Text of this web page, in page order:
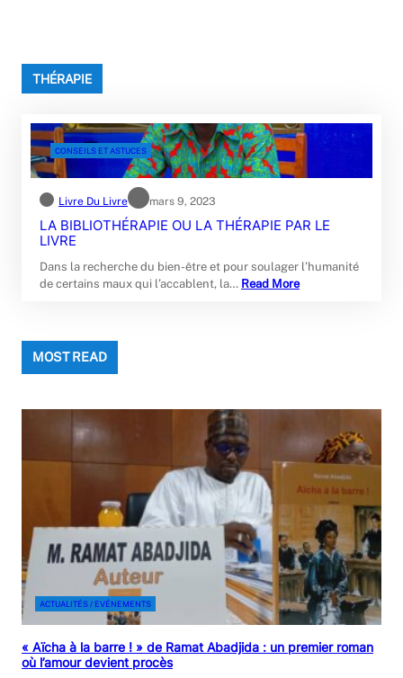
THÉRAPIE
CONSEILS ET ASTUCES
Livre Du Livre mars 9, 2023
LA BIBLIOTHÉRAPIE OU LA THÉRAPIE PAR LE
LIVRE
Dans la recherche du bien-être et pour soulager l’humanité
de certains maux qui l’accablent, la… Read More
MOST READ
ACTUALITÉS / EVÉNEMENTS
« Aïcha à la barre ! » de Ramat Abadjida : un premier roman
où l’amour devient procès